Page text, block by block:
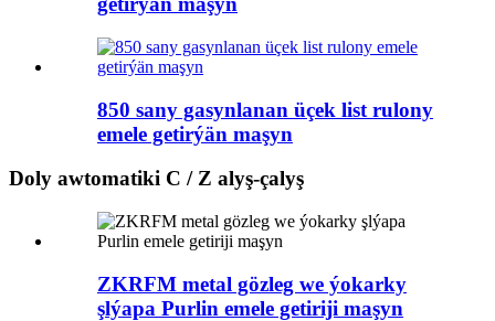
850 sany gasynlanan üçek list rulony
emele getirýän maşyn
Doly awtomatiki C / Z alyş-çalyş
ZKRFM metal gözleg we ýokarky
şlýapa Purlin emele getiriji maşyn